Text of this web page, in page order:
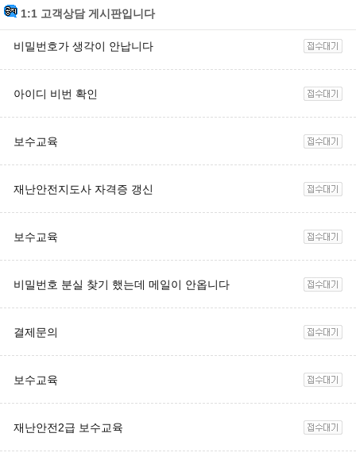
1:1 고객상담 게시판입니다
비밀번호가 생각이 안납니다
아이디 비번 확인
보수교육
재난안전지도사 자격증 갱신
보수교육
비밀번호 분실 찾기 했는데 메일이 안옵니다
결제문의
보수교육
재난안전2급 보수교육